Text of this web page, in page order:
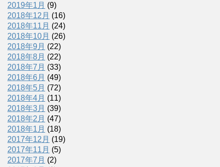
2019年1月 (9)
2018年12月 (16)
2018年11月 (24)
2018年10月 (26)
2018年9月 (22)
2018年8月 (22)
2018年7月 (33)
2018年6月 (49)
2018年5月 (72)
2018年4月 (11)
2018年3月 (39)
2018年2月 (47)
2018年1月 (18)
2017年12月 (19)
2017年11月 (5)
2017年7月 (2)